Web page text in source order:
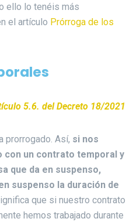
ello lo tenéis más
el artículo Prórroga de los
5.6. del Decreto 18/2021
prorrogado. Así, si nos
con un contrato temporal y
que da en suspenso,
suspenso la duración de
que si nuestro contrato
hemos trabajado durante